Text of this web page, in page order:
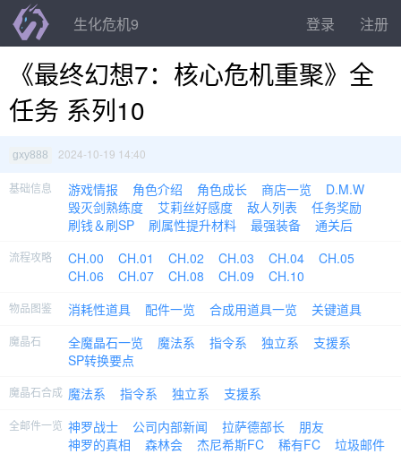
登录 注册
生化危机9
《最终幻想7：核心危机重聚》全
任务 系列10
gxy888 2024-10-19 14:40
基础信息 游戏情报 角色介绍 角色成长 商店一览
D.M.W
毁灭剑熟练度
艾莉丝好感度 敌人列表
任务奖励
刷钱＆刷SP
刷属性提升材料 最强装备 通关后
流程攻略 CH.00 CH.01 CH.02 CH.03 CH.04
CH.05
CH.06
CH.07 CH.08 CH.09 CH.10
物品图鉴 消耗性道具 配件一览 合成用道具一览 关键道具
魔晶石 全魔晶石一览 魔法系 指令系 独立系
支援系
SP转换要点
魔晶石合成 魔法系 指令系 独立系 支援系
全邮件一览 神罗战士 公司内部新闻 拉萨德部长
朋友
神罗的真相
森林会 杰尼希斯FC 稀有FC 垃圾邮件